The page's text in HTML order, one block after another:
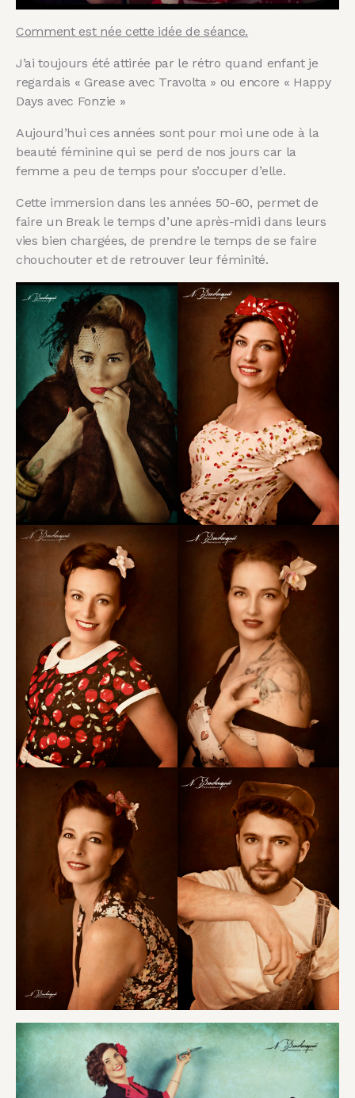
Comment est née cette idée de séance.
J’ai toujours été attirée par le rétro quand enfant je
regardais « Grease avec Travolta » ou encore « Happy
Days avec Fonzie »
Aujourd’hui ces années sont pour moi une ode à la
beauté féminine qui se perd de nos jours car la
femme a peu de temps pour s’occuper d’elle.
Cette immersion dans les années 50-60, permet de
faire un Break le temps d’une après-midi dans leurs
vies bien chargées, de prendre le temps de se faire
chouchouter et de retrouver leur féminité.